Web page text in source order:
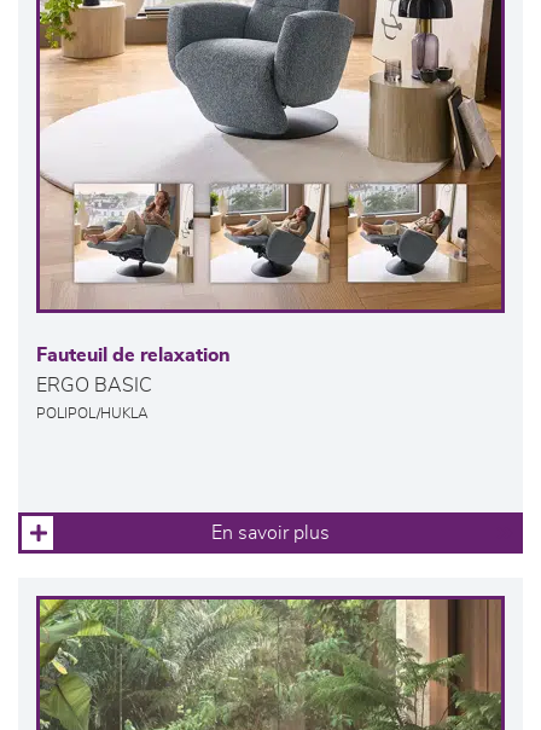
Fauteuil de relaxation
ERGO BASIC
POLIPOL/HUKLA
En savoir plus